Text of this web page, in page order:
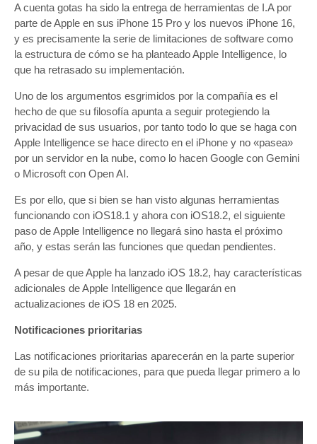
A cuenta gotas ha sido la entrega de herramientas de I.A por
parte de Apple en sus iPhone 15 Pro y los nuevos iPhone 16,
y es precisamente la serie de limitaciones de software como
la estructura de cómo se ha planteado Apple Intelligence, lo
que ha retrasado su implementación.
Uno de los argumentos esgrimidos por la compañía es el
hecho de que su filosofía apunta a seguir protegiendo la
privacidad de sus usuarios, por tanto todo lo que se haga con
Apple Intelligence se hace directo en el iPhone y no «pasea»
por un servidor en la nube, como lo hacen Google con Gemini
o Microsoft con Open AI.
Es por ello, que si bien se han visto algunas herramientas
funcionando con iOS18.1 y ahora con iOS18.2, el siguiente
paso de Apple Intelligence no llegará sino hasta el próximo
año, y estas serán las funciones que quedan pendientes.
A pesar de que Apple ha lanzado iOS 18.2, hay características
adicionales de Apple Intelligence que llegarán en
actualizaciones de iOS 18 en 2025.
Notificaciones prioritarias
Las notificaciones prioritarias aparecerán en la parte superior
de su pila de notificaciones, para que pueda llegar primero a lo
más importante.